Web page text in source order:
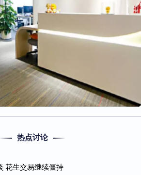
热点讨论
花生交易继续僵持